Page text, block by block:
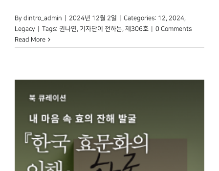
By dintro_admin 2024년 12월 2일 Categories: 12, 2024,
Legacy
Tags: 권나연, 기자단이 전하는, 제306호
0 Comments
Read More